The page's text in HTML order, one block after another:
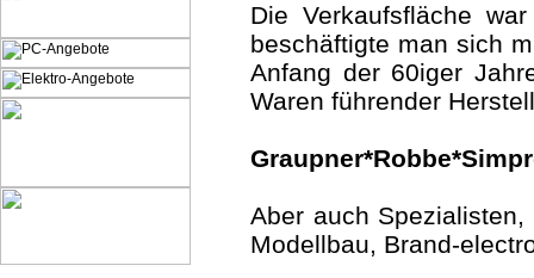
Die Verkaufsfläche
beschäftigte man sich
Anfang der 60iger
Waren führender
Aber auch
Modellbau, Brand-